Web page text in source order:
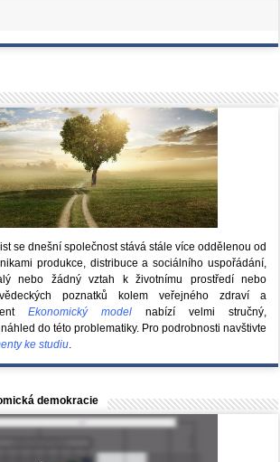
se dnešní společnost stává stále více oddělenou od
produkce, distribuce a sociálního uspořádání,
nebo žádný vztah k životnímu prostředí nebo
poznatků kolem veřejného zdraví a
Ekonomický model nabízí velmi stručný,
do této problematiky. Pro podrobnosti navštivte
ke studiu
demokracie